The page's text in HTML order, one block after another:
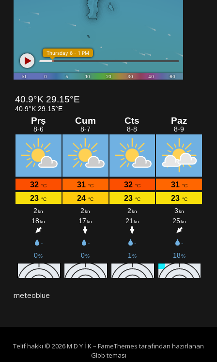
meteoblue
Telif hakkı © 2026 M D Y İ K– FameThemes tarafından hazırlanan
Glob teması